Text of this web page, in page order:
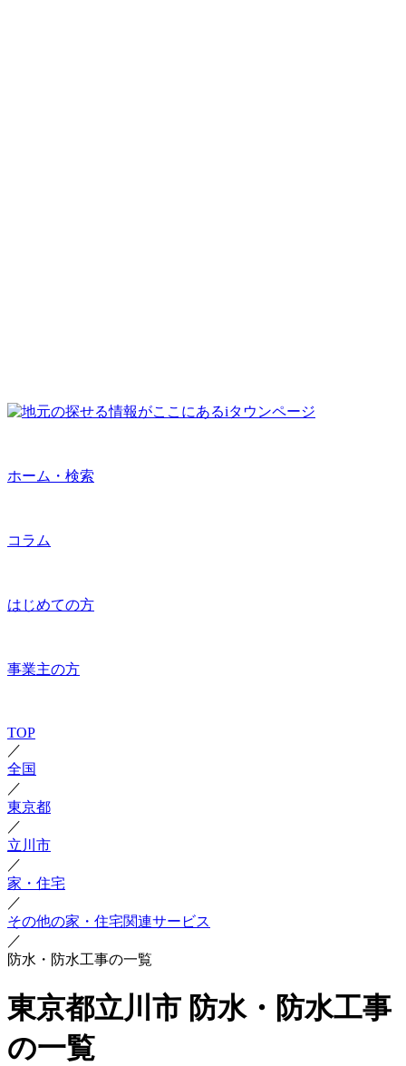
ホーム・検索
コラム
はじめての方
事業主の方
TOP
／
全国
／
東京都
／
立川市
／
家・住宅
／
その他の家・住宅関連サービス
／
防水・防水工事の一覧
東京都立川市 防水・防水工事
の一覧